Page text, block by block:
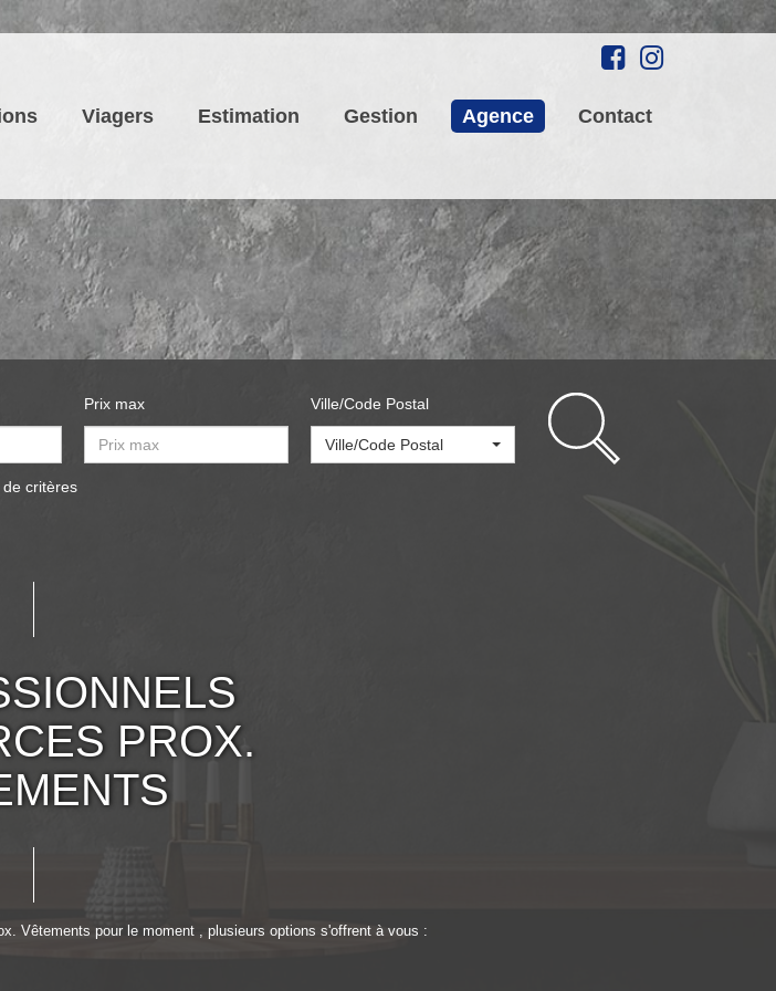
Viagers Estimation Gestion Agence Contact
Prix max Ville/Code Postal
Ville/Code Postal
de critères
PROX.
Vêtements pour le moment , plusieurs options s'offrent à vous :